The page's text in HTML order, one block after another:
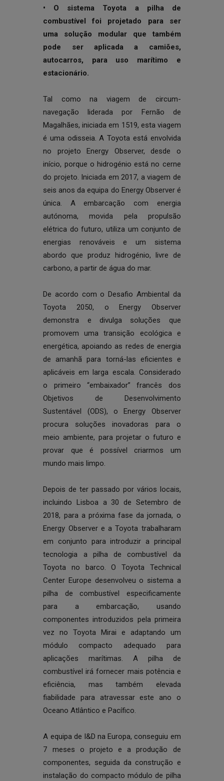
• O sistema Toyota a pilha de
combustível foi projetado para ser
uma solução modular que também
pode ser aplicada a camiões,
autocarros, para uso marítimo e
estacionário.
Tal como na viagem de circum-
navegação liderada por Fernão de
Magalhães, iniciada em 1519, esta viagem
é uma odisseia. A Toyota está envolvida
no projeto Energy Observer, desde o
início, porque o hidrogénio está no cerne
do projeto. Iniciada em 2017, a viagem de
seis anos da equipa do Energy Observer é
única. A embarcação com energia
autónoma, movida pela propulsão
elétrica do futuro, utiliza um conjunto de
energias renováveis e um sistema
abordo que produz hidrogénio, livre de
carbono, a partir de água do mar.
De acordo com oDesafio Ambiental da
Toyota 2050, o Energy Observer
demonstra e divulga soluções que
promovem uma transição ecológica e
energética, apoiando as redes de energia
de amanhã para torná-las eficientes e
aplicáveis em larga escala. Considerado
o primeiro “embaixador” francês dos
Objetivos de Desenvolvimento
Sustentável (ODS), o Energy Observer
procura soluções inovadoras para o
meio ambiente, para projetar o futuro e
provar que é possível criarmos um
mundo mais limpo.
Depois de ter passado por vários locais,
incluindo Lisboa a 30 de Setembro de
2018, para a próxima fase da jornada, o
Energy Observer e a Toyota trabalharam
em conjunto para introduzir a principal
tecnologia a pilha de combustível da
Toyota no barco. O Toyota Technical
Center Europe desenvolveu o sistema a
pilha de combustível especificamente
para a embarcação, usando
componentes introduzidos pela primeira
vez no Toyota Mirai e adaptando um
módulo compacto adequado para
aplicações marítimas. A pilha de
combustível irá fornecer mais potência e
eficiência, mas também elevada
fiabilidade para atravessar este ano o
Oceano Atlântico e Pacífico.
A equipa de I&D na Europa, conseguiu em
7 meses o projeto e a produção de
componentes, seguida da construção e
instalação do compacto módulo de pilha